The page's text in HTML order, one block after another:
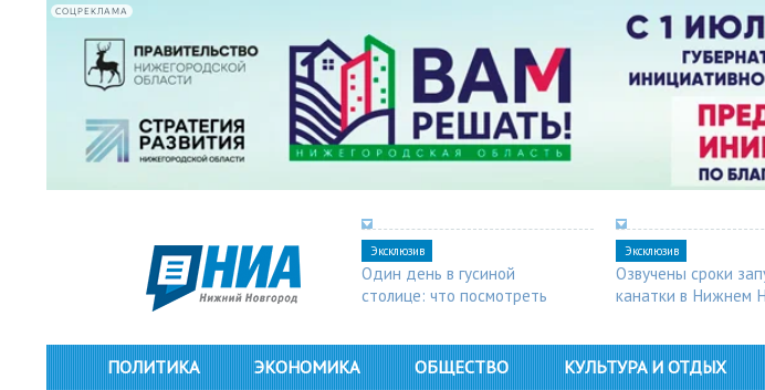
СОЦРЕКЛАМА
Эксклюзив
Один день в гусиной
столице: что посмотреть
Эксклюзив
Озвучены сроки
канатки в Нижнем
ПОЛИТИКА ЭКОНОМИКА ОБЩЕСТВО КУЛЬТУРА И ОТДЫХ